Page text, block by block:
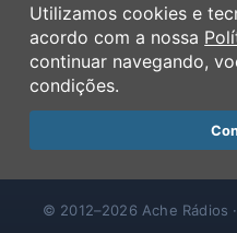
Termos de Uso
Política de Privacidade
Ferramentas
Contato
© 2012–2026 Ache Rádios
Utilizamos cookies e
acordo com a nossa
continuar navegando,
condições.